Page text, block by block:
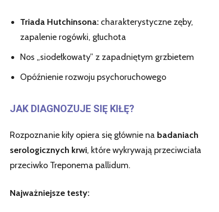
Triada Hutchinsona: charakterystyczne zęby,
zapalenie rogówki, głuchota
Nos „siodełkowaty” z zapadniętym grzbietem
Opóźnienie rozwoju psychoruchowego
JAK DIAGNOZUJE SIĘ KIŁĘ?
Rozpoznanie kiły opiera się głównie na badaniach
serologicznych krwi, które wykrywają przeciwciała
przeciwko Treponema pallidum.
Najważniejsze testy: